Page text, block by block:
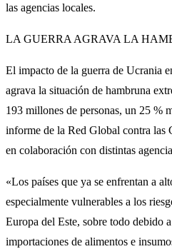
las agencias locales.
LA GUERRA AGRAVA LA
El impacto de la guerra de Ucrania
agrava la situación de hambruna
193 millones de personas, un 25 %
informe de la Red Global contra
en colaboración con distintas
«Los países que ya se enfrentan a
especialmente vulnerables a los
Europa del Este, sobre todo debido
importaciones de alimentos e